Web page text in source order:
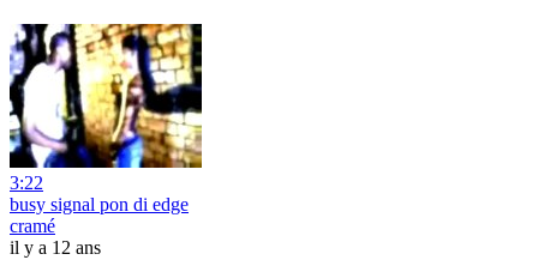
3:22
busy signal pon di edge
cramé
il y a 12 ans